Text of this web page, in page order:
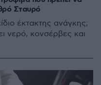
Σταυρό
έκτακτης ανάγκης;
νερό, κονσέρβες και